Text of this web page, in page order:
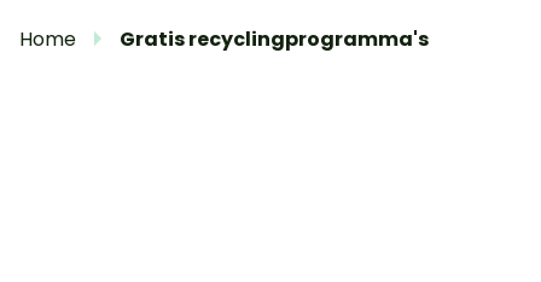
Home Gratis recyclingprogramma's